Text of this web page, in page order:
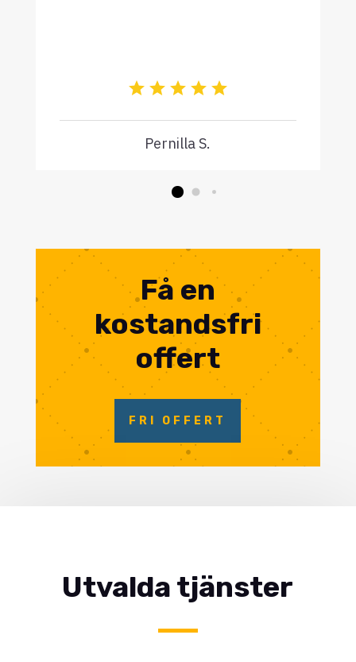
Pernilla S.
Få en
kostandsfri
offert
FRI OFFERT
Utvalda tjänster